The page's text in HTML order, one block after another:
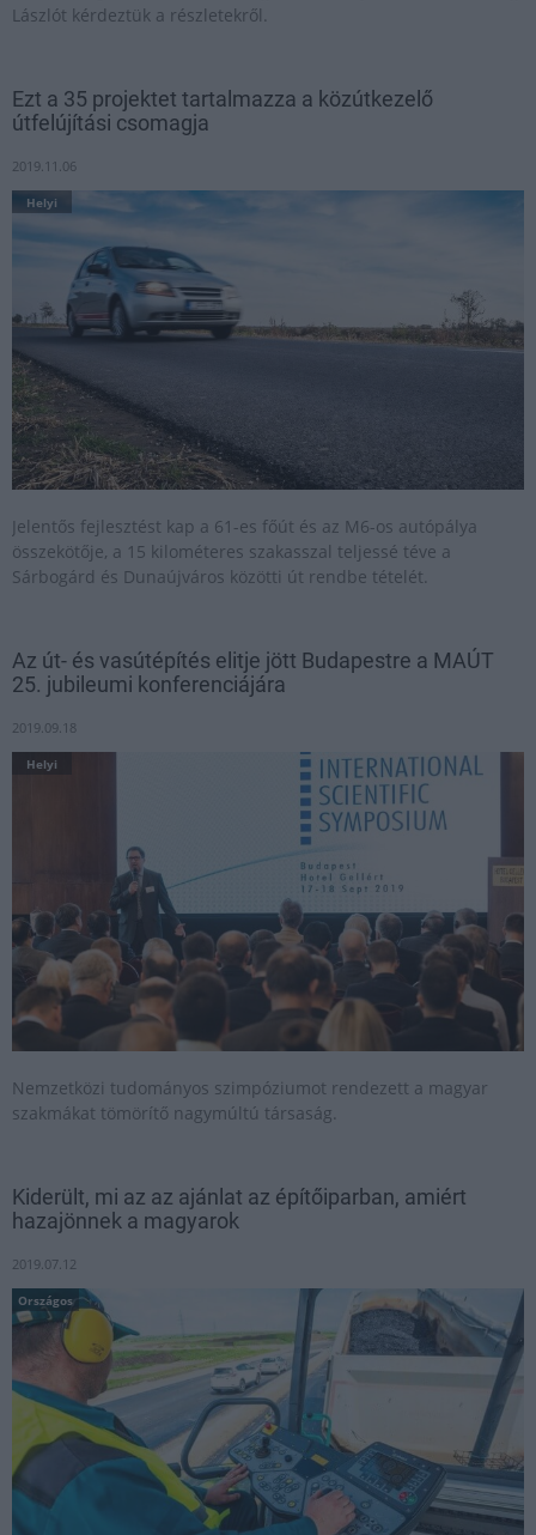
Lászlót kérdeztük a részletekről.
Ezt a 35 projektet tartalmazza a közútkezelő
útfelújítási csomagja
2019.11.06
Helyi
Jelentős fejlesztést kap a 61-es főút és az M6-os autópálya
összekötője, a 15 kilométeres szakasszal teljessé téve a
Sárbogárd és Dunaújváros közötti út rendbe tételét.
Az út- és vasútépítés elitje jött Budapestre a MAÚT
25. jubileumi konferenciájára
2019.09.18
Helyi
Nemzetközi tudományos szimpóziumot rendezett a magyar
szakmákat tömörítő nagymúltú társaság.
Kiderült, mi az az ajánlat az építőiparban, amiért
hazajönnek a magyarok
2019.07.12
Országos